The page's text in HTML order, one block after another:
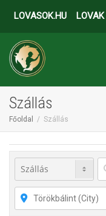
LOVASOK.HU LOVAK
Szállás
Főoldal Szállás